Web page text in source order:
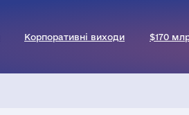
Корпоративні виходи $170